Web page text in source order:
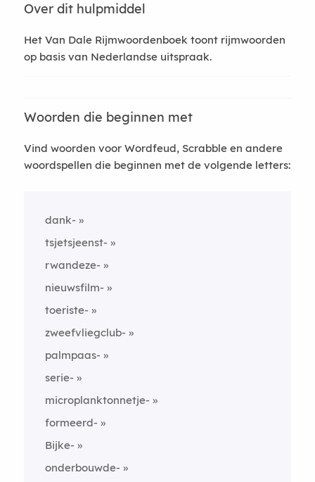
Over dit hulpmiddel
Het Van Dale Rijmwoordenboek toont rijmwoorden
op basis van Nederlandse uitspraak.
Woorden die beginnen met
Vind woorden voor Wordfeud, Scrabble en andere
woordspellen die beginnen met de volgende letters:
dank-
tsjetsjeenst-
rwandeze-
nieuwsfilm-
toeriste-
zweefvliegclub-
palmpaas-
serie-
microplanktonnetje-
formeerd-
Bijke-
onderbouwde-